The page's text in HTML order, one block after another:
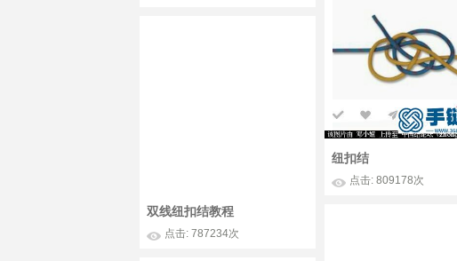
纽扣结
点击: 809178次
双线纽扣结教程
点击: 787234次